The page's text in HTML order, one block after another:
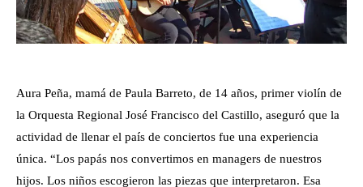
Aura Peña, mamá de Paula Barreto, de 14 años, primer violín de
la Orquesta Regional José Francisco del Castillo, aseguró que la
actividad de llenar el país de conciertos fue una experiencia
única. “Los papás nos convertimos en managers de nuestros
hijos. Los niños escogieron las piezas que interpretaron. Esa